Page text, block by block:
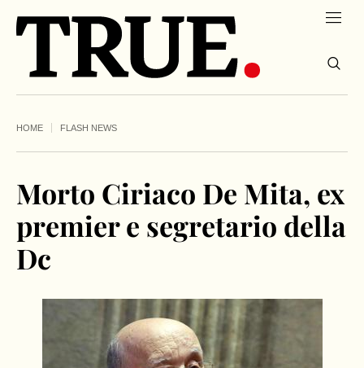
HOME FLASH NEWS
Morto Ciriaco De Mita, ex
premier e segretario della
Dc